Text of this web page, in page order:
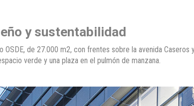
y sustentabilidad
de 27.000 m2, con frentes sobre la avenida Caseros
verde y una plaza en el pulmón de manzana.